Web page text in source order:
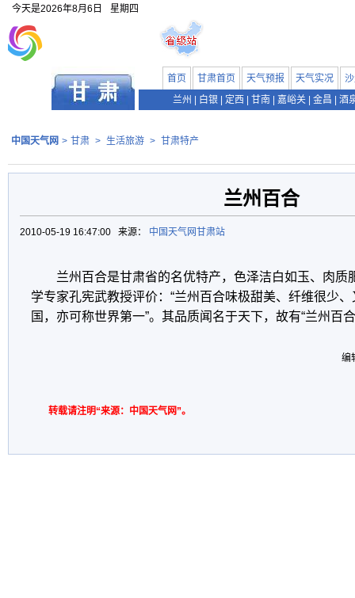
今天是2026年8月6日 星期四
首页 甘肃首页 天气预报 天气实况
兰州
白银 定西 甘南 嘉峪关 金昌 酒
中国天气网 > 甘肃 > 生活旅游 > 甘肃特产
兰州百合
2010-05-19 16:47:00 来源： 中国天气网甘肃站
兰州百合是甘肃省的名优特产，色泽洁白如玉、肉质
学专家孔宪武教授评价：“兰州百合味极甜美、纤维很少
国，亦可称世界第一”。其品质闻名于天下，故有“兰州百
编
转载请注明“来源：中国天气网”。